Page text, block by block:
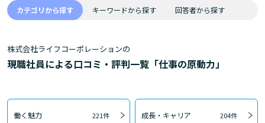
カテゴリから探す キーワードから探す 回答者から探す
株式会社ライフコーポレーションの
現職社員による口コミ・評判一覧「仕事の原動力」
働く魅力 221件 成長・キャリア 204件